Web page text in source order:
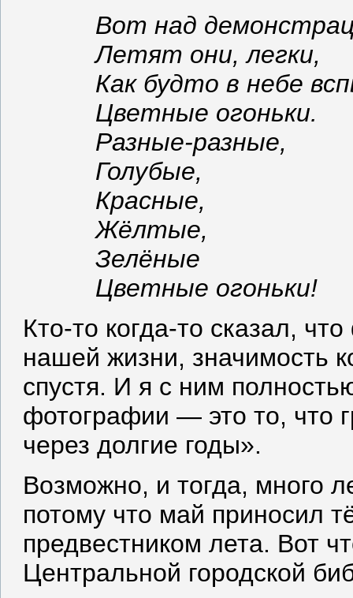
Вот над
Летят они, легки,
Как будто в небе
Цветные огоньки.
Разные-разные,
Голубые,
Красные,
Жёлтые,
Зелёные
Цветные огоньки!
Кто-то когда-то сказал,
нашей жизни, значимость
спустя. И я с ним
фотографии — это то, что
через долгие годы».
Возможно, и тогда, много
потому что май приносил
предвестником лета. Вот
Центральной городской